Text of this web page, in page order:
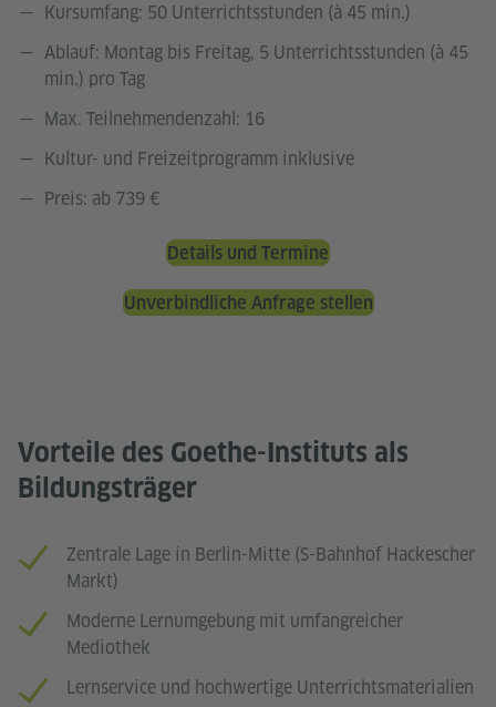
Kursumfang: 50 Unterrichtsstunden (à 45 min.)
Ablauf: Montag bis Freitag, 5 Unterrichtsstunden (à 45
min.) pro Tag
Max. Teilnehmendenzahl: 16
Kultur- und Freizeitprogramm inklusive
Preis: ab 739 €
Details und Termine
Unverbindliche Anfrage stellen
Vorteile des Goethe-Instituts als
Bildungsträger
Zentrale Lage in Berlin-Mitte (S-Bahnhof Hackescher
Markt)
Moderne Lernumgebung mit umfangreicher
Mediothek
Lernservice und hochwertige Unterrichtsmaterialien